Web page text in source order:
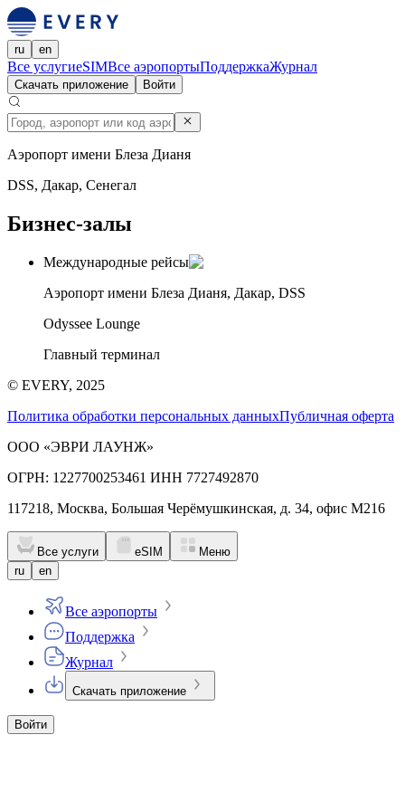
ru en
Все услугиeSIMВсе аэропортыПоддержкаЖурнал
Скачать приложение Войти
Аэропорт имени Блеза Дианя
DSS, Дакар, Сенегал
Бизнес-залы
Международные рейсы
Аэропорт имени Блеза Дианя, Дакар, DSS
Odyssee Lounge
Главный терминал
© EVERY, 2025
Политика обработки персональных данныхПубличная оферта
ООО «ЭВРИ ЛАУНЖ»
ОГРН: 1227700253461 ИНН 7727492870
117218, Москва, Большая Черёмушкинская, д. 34, офис М216
Все услуги eSIM
Меню
ru
en
Все аэропорты
Поддержка
Журнал
Скачать приложение
Войти